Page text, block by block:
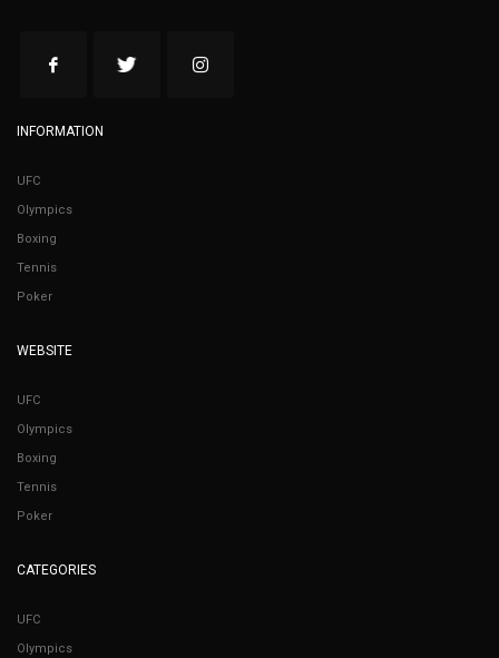
INFORMATION
UFC
Olympics
Boxing
Tennis
Poker
WEBSITE
UFC
Olympics
Boxing
Tennis
Poker
CATEGORIES
UFC
Olympics